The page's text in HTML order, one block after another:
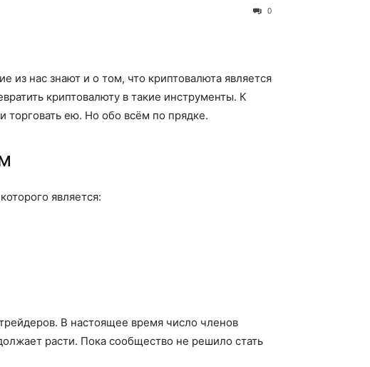
0
нас знают и о том, что криптовалюта является
криптовалюту в такие инструменты. К
торговать ею. Но обо всём по прядке.
является:
В настоящее время число членов
расти. Пока сообщество не решило стать